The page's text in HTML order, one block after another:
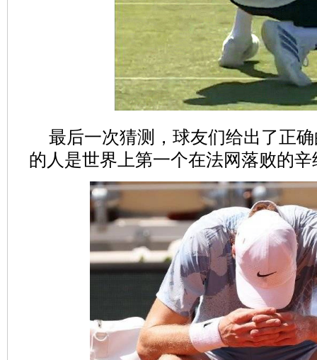
最后一次猜测，球友们给出了正
的人是世界上第一个在法网落败的辛